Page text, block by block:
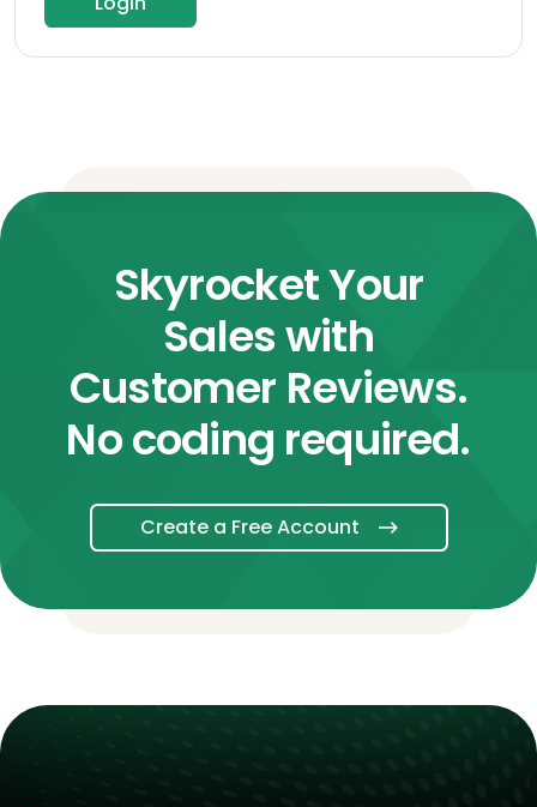
Skyrocket Your
Sales with
Customer Reviews.
No coding required.
Create a Free Account